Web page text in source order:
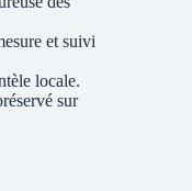
et suivi
locale.
sur